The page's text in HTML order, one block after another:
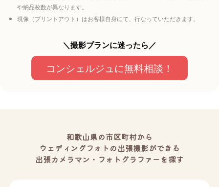
や納品枚数が異なります。
現像（プリントアウト）はお客様自身にて、行なっていただきます。
＼撮影プランに迷ったら／
コンシェルジュに無料相談！
和歌山県の市区町村から
ウェディングフォトの出張撮影ができる
出張カメラマン・フォトグラファーを探す